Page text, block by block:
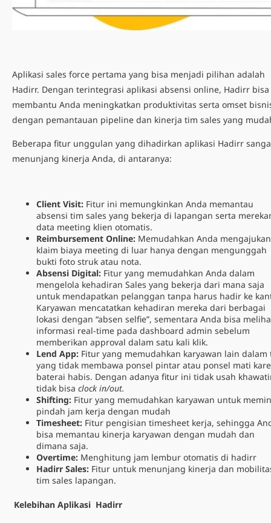
Aplikasi sales force pertama yang bisa menjadi pilihan adalah
Hadirr. Dengan terintegrasi aplikasi absensi online, Hadirr bisa
membantu Anda meningkatkan produktivitas serta omset
dengan pemantauan pipeline dan kinerja tim sales yang
Beberapa fitur unggulan yang dihadirkan aplikasi Hadirr
menunjang kinerja Anda, di antaranya:
Client Visit: Fitur ini memungkinkan Anda memantau
absensi tim sales yang bekerja di lapangan serta
data meeting klien otomatis.
Reimbursement Online: Memudahkan Anda mengajukan
klaim biaya meeting di luar hanya dengan mengunggah
bukti foto struk atau nota.
Absensi Digital: Fitur yang memudahkan Anda dalam
mengelola kehadiran Sales yang bekerja dari mana saja
untuk mendapatkan pelanggan tanpa harus hadir ke
Karyawan mencatatkan kehadiran mereka dari berbagai
lokasi dengan “absen selfie”, sementara Anda bisa
informasi real-time pada dashboard admin sebelum
memberikan approval dalam satu kali klik.
Lend App: Fitur yang memudahkan karyawan lain dalam
yang tidak membawa ponsel pintar atau ponsel mati
baterai habis. Dengan adanya fitur ini tidak usah
tidak bisa clock in/out.
Shifting: Fitur yang memudahkan karyawan untuk
pindah jam kerja dengan mudah
Timesheet: Fitur pengisian timesheet kerja, sehingga
bisa memantau kinerja karyawan dengan mudah dan
dimana saja.
Overtime: Menghitung jam lembur otomatis di hadirr
Hadirr Sales: Fitur untuk menunjang kinerja dan
tim sales lapangan.
Kelebihan Aplikasi Hadirr